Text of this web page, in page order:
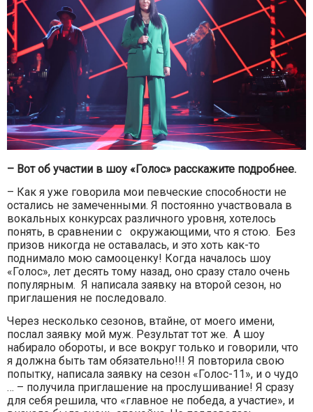
– Вот об участии в шоу «Голос» расскажите подробнее.
– Как я уже говорила мои певческие способности не
остались не замеченными. Я постоянно участвовала в
вокальных конкурсах различного уровня, хотелось
понять, в сравнении с окружающими, что я стою. Без
призов никогда не оставалась, и это хоть как-то
поднимало мою самооценку! Когда началось шоу
«Голос», лет десять тому назад, оно сразу стало очень
популярным. Я написала заявку на второй сезон, но
приглашения не последовало.
Через несколько сезонов, втайне, от моего имени,
послал заявку мой муж. Результат тот же. А шоу
набирало обороты, и все вокруг только и говорили, что
я должна быть там обязательно!!! Я повторила свою
попытку, написала заявку на сезон «Голос-11», и о чудо
… – получила приглашение на прослушивание! Я сразу
для себя решила, что «главное не победа, а участие», и